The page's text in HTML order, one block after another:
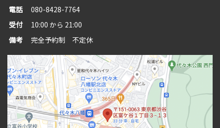
電話
080-8428-7764
受付
10:00 から 21:00
備考
完全予約制 不定休